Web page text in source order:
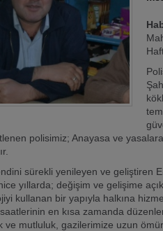
polisimiz; Anayasa ve
sürekli yenileyen ve geliştiren
yıllarda; değişim ve gelişime
kullanan bir yapıyla halkına
en kısa zamanda
ve mutluluk, gazilerimize uzun